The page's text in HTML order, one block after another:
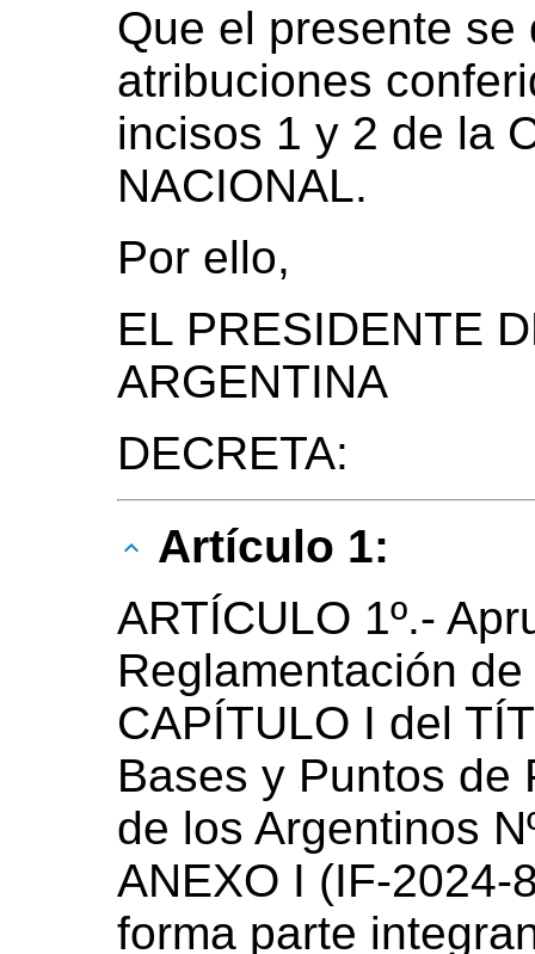
Que el presente
atribuciones
incisos 1 y 2 de la
NACIONAL.
Por ello,
EL PRESIDENTE
ARGENTINA
DECRETA:
Artículo 1:
ARTÍCULO 1º.-
Reglamentación
CAPÍTULO I del
Bases y Puntos de
de los Argentinos
ANEXO I (IF-2024-
forma parte